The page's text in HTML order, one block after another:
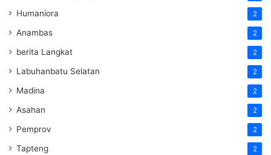
Humaniora 2
Anambas 2
berita Langkat 2
Labuhanbatu Selatan 2
Madina 2
Asahan 2
Pemprov 2
Tapteng 2